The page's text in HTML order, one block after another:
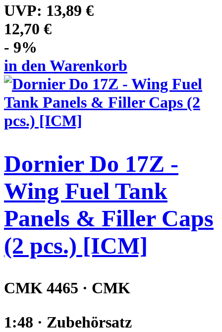
UVP: 13,89 €
12,70 €
- 9%
in den Warenkorb
Dornier Do 17Z -
Wing Fuel Tank
Panels & Filler Caps
(2 pcs.) [ICM]
CMK 4465 · CMK
1:48 · Zubehörsatz